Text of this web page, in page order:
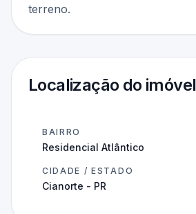
terreno.
Localização do imóvel
BAIRRO
Residencial Atlântico
CIDADE / ESTADO
Cianorte - PR